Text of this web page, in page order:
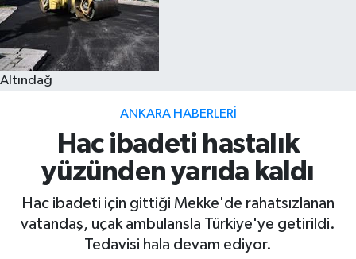
Altındağ
ANKARA HABERLERI
Hac ibadeti hastalık
yüzünden yarıda kaldı
Hac ibadeti için gittiği Mekke'de rahatsızlanan
vatandaş, uçak ambulansla Türkiye'ye getirildi.
Tedavisi hala devam ediyor.